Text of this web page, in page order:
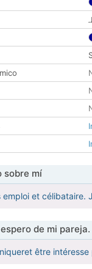
sobre mí
emploi et célibataire.
de mi pareja.
être